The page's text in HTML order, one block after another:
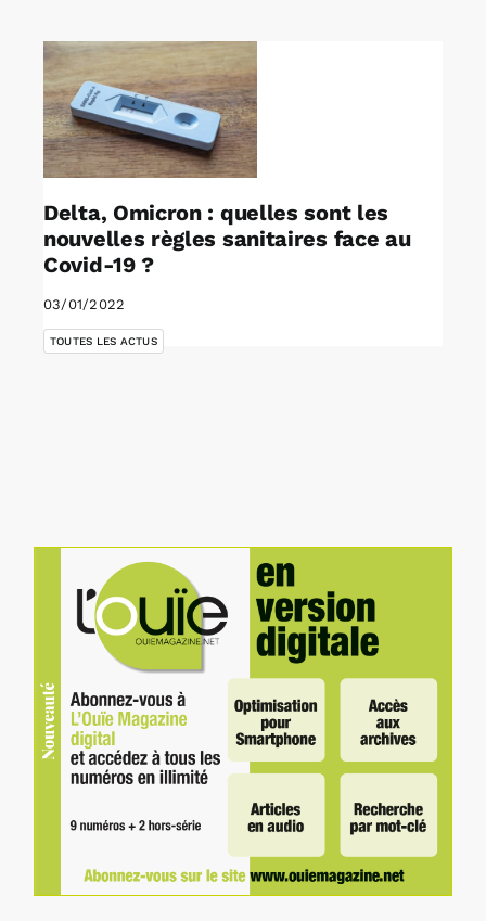
Rechercher:
Annonces emploi
Delta, Omicron : quelles sont les
nouvelles règles sanitaires face au
Covid-19 ?
03/01/2022
TOUTES LES ACTUS